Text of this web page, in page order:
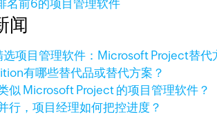
名前6的项目管理软件
闻
项目管理软件：Microsoft Project替代
有哪些替代品或替代方案？
似 Microsoft Project 的项目管理软件？
行，项目经理如何把控进度？